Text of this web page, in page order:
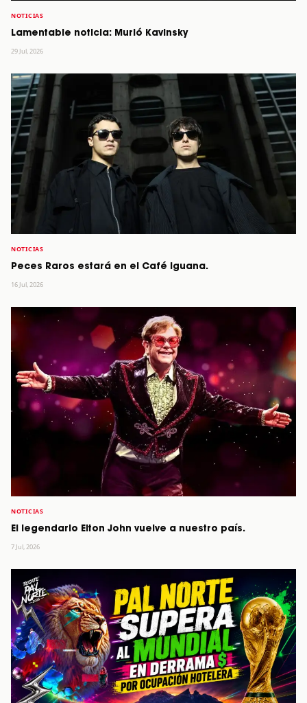
NOTICIAS
Lamentable noticia: Murió Kavinsky
29 Jul, 2026
NOTICIAS
Peces Raros estará en el Café Iguana.
16 Jul, 2026
NOTICIAS
El legendario Elton John vuelve a nuestro país.
7 Jul, 2026